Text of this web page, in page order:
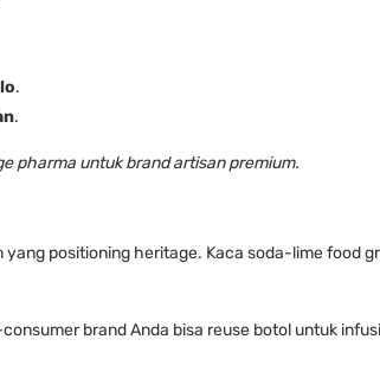
.
.
pharma untuk brand artisan premium.
positioning heritage. Kaca soda-lime food
brand Anda bisa reuse botol untuk infusi